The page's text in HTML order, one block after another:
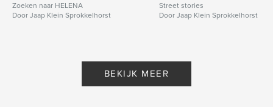
Zoeken naar HELENA
Door Jaap Klein Sprokkelhorst
Street stories
Door Jaap Klein Sprokkelhorst
BEKIJK MEER